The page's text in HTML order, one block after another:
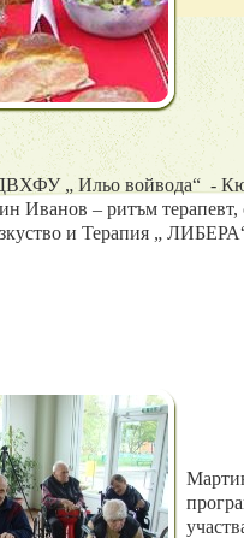
ДВХФУ „ Ильо войвода“ -
Иванов – ритъм терапевт,
и Терапия „